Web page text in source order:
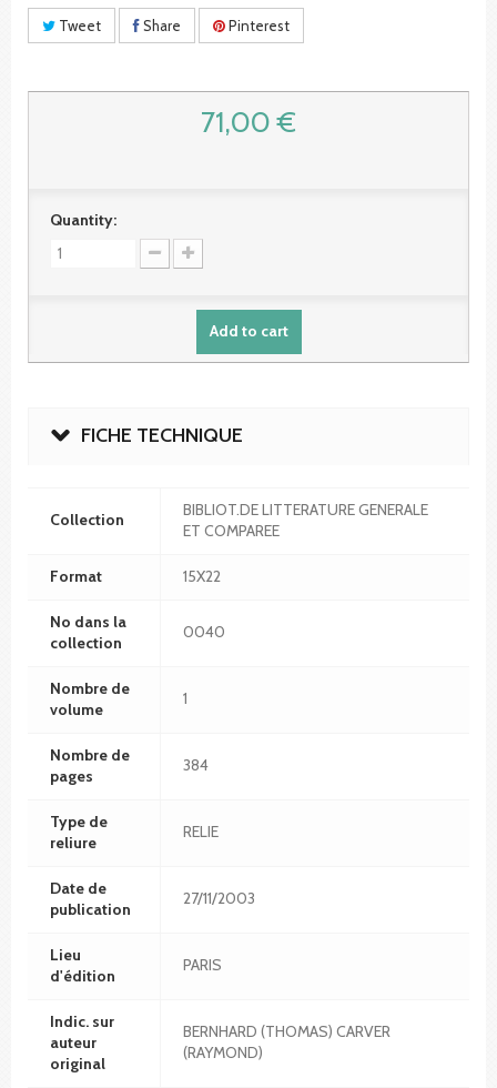
Tweet Share Pinterest
71,00 €
Quantity:
Add to cart
FICHE TECHNIQUE
Collection
BIBLIOT.DE LITTERATURE GENERALE
ET COMPAREE
Format 15X22
No dans la
collection
0040
Nombre de
volume
1
Nombre de
pages
384
Type de
reliure
RELIE
Date de
publication
27/11/2003
Lieu
d'édition
PARIS
Indic. sur
auteur
original
BERNHARD (THOMAS) CARVER
(RAYMOND)